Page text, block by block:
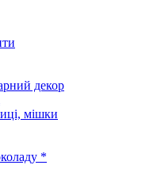
декор
мішки
*